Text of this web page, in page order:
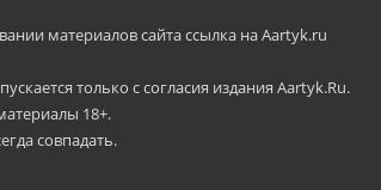
материалов сайта ссылка на Aartyk.ru
только с согласия издания Aartyk.Ru.
18+.
совпадать.